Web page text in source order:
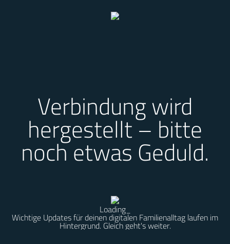
Verbindung wird
hergestellt – bitte
noch etwas Geduld.
Loading_
Wichtige Updates für deinen digitalen Familienalltag laufen im
Hintergrund. Gleich geht's weiter.